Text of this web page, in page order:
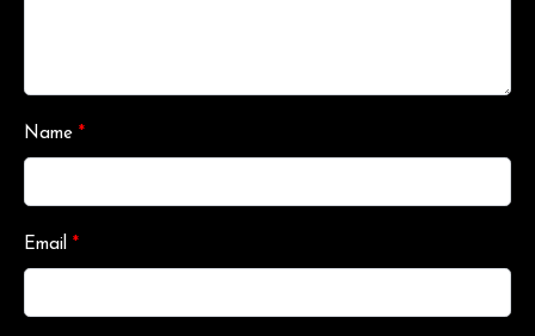
Name *
Email *